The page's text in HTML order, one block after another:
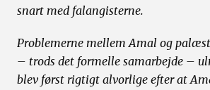
snart med falangisterne.
Problemerne mellem Amal og
– trods det formelle samarbejde –
blev først rigtigt alvorlige efter at